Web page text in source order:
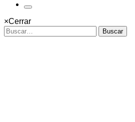
×Cerrar
Buscar